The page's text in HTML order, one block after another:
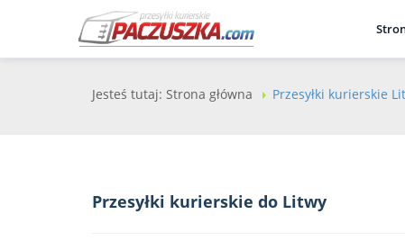
Jesteś tutaj: Strona główna Przesyłki kurierskie
Przesyłki kurierskie do Litwy